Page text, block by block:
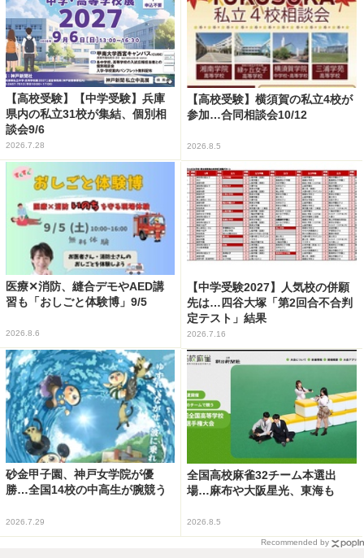
【高校受験】【中学受験】兵庫
県内の私立31校が集結、個別相
談会9/6
2026.7.28
【高校受験】横須賀の私立4校が
参加…合同相談会10/12
2026.8.5
医療✕消防、縫合デモやAED講
習も「おしごと体験博」9/5
2026.8.6
【中学受験2027】人気校の併願
先は…四谷大塚「第2回合不合判
定テスト」結果
2026.7.16
砂金甲子園、神戸女学院が優
勝…全国14校の中高生が腕競う
2026.7.29
全国高校麻雀32チーム本選出
場…麻布や大阪星光、東海も
2026.8.5
Recommended by